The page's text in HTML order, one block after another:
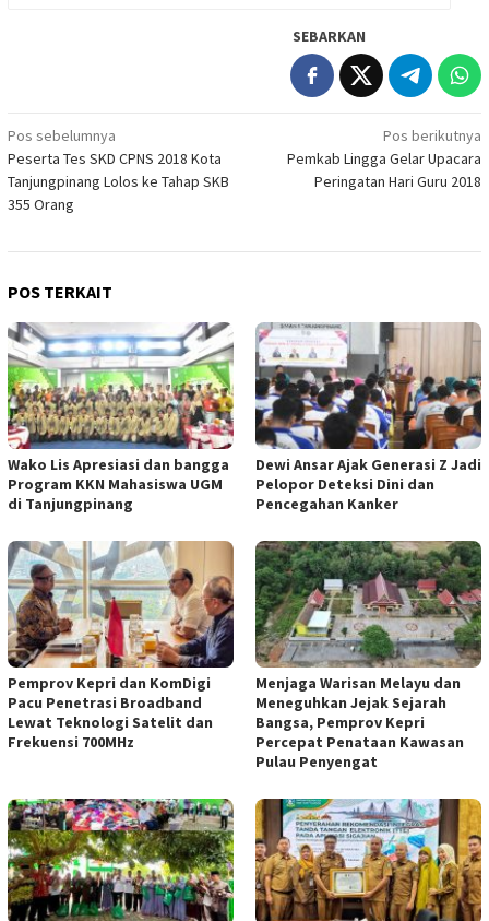
SEBARKAN
Navigasi
pos
Pos sebelumnya
Peserta Tes SKD CPNS 2018 Kota
Tanjungpinang Lolos ke Tahap SKB
355 Orang
Pos berikutnya
Pemkab Lingga Gelar Upacara
Peringatan Hari Guru 2018
POS TERKAIT
Wako Lis Apresiasi dan bangga
Program KKN Mahasiswa UGM
di Tanjungpinang
Dewi Ansar Ajak Generasi Z Jadi
Pelopor Deteksi Dini dan
Pencegahan Kanker
Pemprov Kepri dan KomDigi
Pacu Penetrasi Broadband
Lewat Teknologi Satelit dan
Frekuensi 700MHz
Menjaga Warisan Melayu dan
Meneguhkan Jejak Sejarah
Bangsa, Pemprov Kepri
Percepat Penataan Kawasan
Pulau Penyengat